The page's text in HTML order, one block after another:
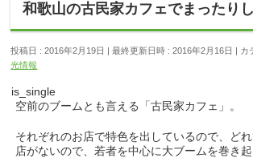
和歌山の古民家カフェでまったり
投稿日 : 2016年2月19日 最終更新日時 : 2016年2月16日 カ
光情報
is_single
空前のブームとも言える「古民家カフェ」。
それぞれのお店で特色を出しているので、ど
店がないので、若者を中心に大ブームを巻き